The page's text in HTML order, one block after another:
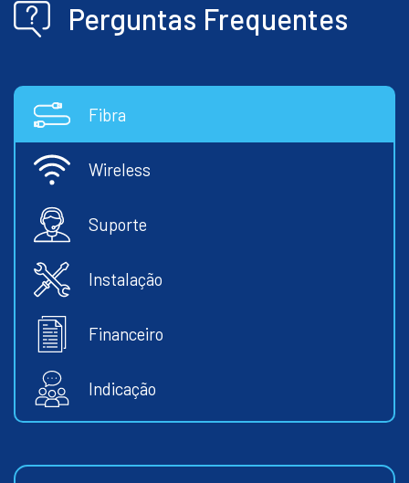
Perguntas Frequentes
Fibra
Wireless
Suporte
Instalação
Financeiro
Indicação